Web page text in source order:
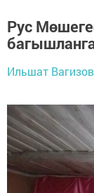
Рус
Ильшат